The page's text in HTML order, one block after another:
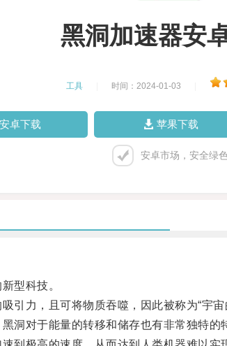
黑洞加速器安
工具 时间：2024-01-03
安卓下载 苹果下载
安卓市场，安全绿色
型科技。
力，且可将物质吞噬，因此被称为“宇宙
对于能量的转移和储存也有非常独特的